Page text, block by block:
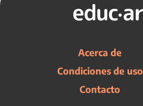
Acerca de
Condiciones de uso
Contacto